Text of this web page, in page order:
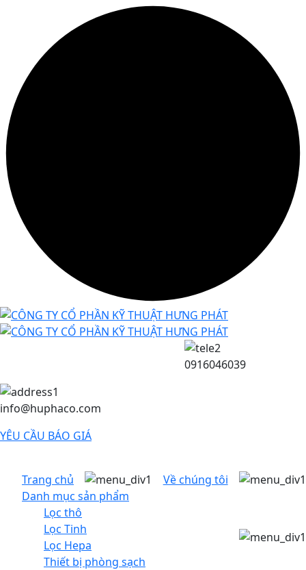
0916046039
info@huphaco.com
YÊU CẦU BÁO GIÁ
Trang chủ
Về chúng tôi
Danh mục sản phẩm
Lọc thô
Lọc Tinh
Lọc Hepa
Thiết bị phòng sạch